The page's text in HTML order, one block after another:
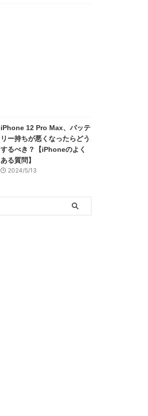
iPhone 12 Pro Max、バッテ
リー持ちが悪くなったらどう
するべき？【iPhoneのよく
ある質問】
2024/5/13